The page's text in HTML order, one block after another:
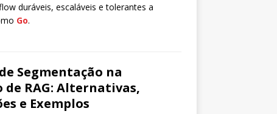
duráveis, escaláveis e tolerantes a
Go.
Segmentação na
de RAG: Alternativas,
e Exemplos